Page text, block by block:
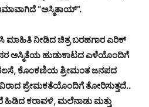
“ಅಸ್ಮಿತಾಯ್”.
ಮಾಹಿತಿ ನೀಡಿದ ಚಿತ್ರ ಬರಹಗಾರ ಎರಿಕ್
ಅಸ್ಮಿತೆಯ ಹುಡುಕಾಟದ ಎಳೆಯೊಂದಿಗೆ
ಕೊಂಕಣಿಯ ಶ್ರೀಮಂತ ಜನಪದ
ಪ್ರೇಮಕತೆಯೊಂದಿಗೆ ತೋರಿಸುತ್ತದೆ..
ಹಿಡಿದ ಕರಾವಳಿ, ಮಲೆನಾಡು ಮತ್ತು